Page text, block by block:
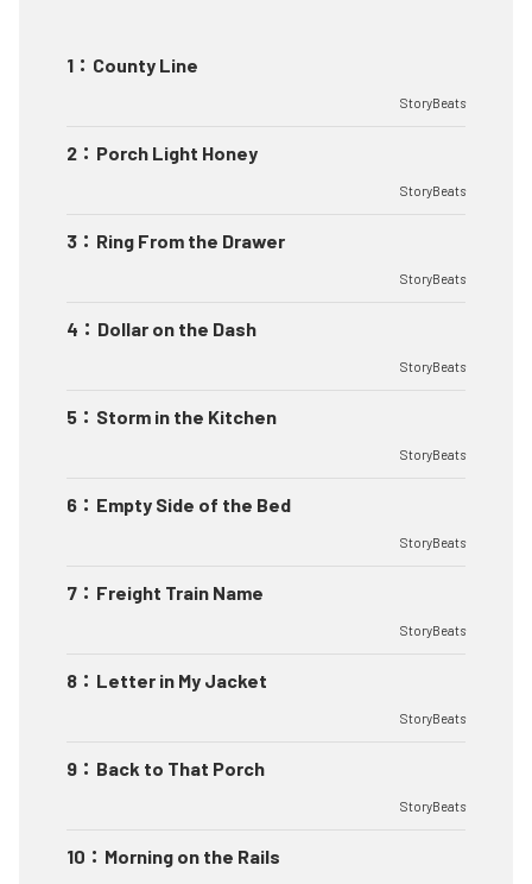
1 ： County Line
StoryBeats
2 ： Porch Light Honey
StoryBeats
3 ： Ring From the Drawer
StoryBeats
4 ： Dollar on the Dash
StoryBeats
5 ： Storm in the Kitchen
StoryBeats
6 ： Empty Side of the Bed
StoryBeats
7 ： Freight Train Name
StoryBeats
8 ： Letter in My Jacket
StoryBeats
9 ： Back to That Porch
StoryBeats
10 ： Morning on the Rails